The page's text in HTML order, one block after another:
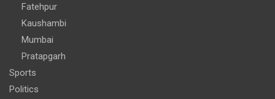
Fatehpur
Kaushambi
Mumbai
Pratapgarh
Sports
Politics